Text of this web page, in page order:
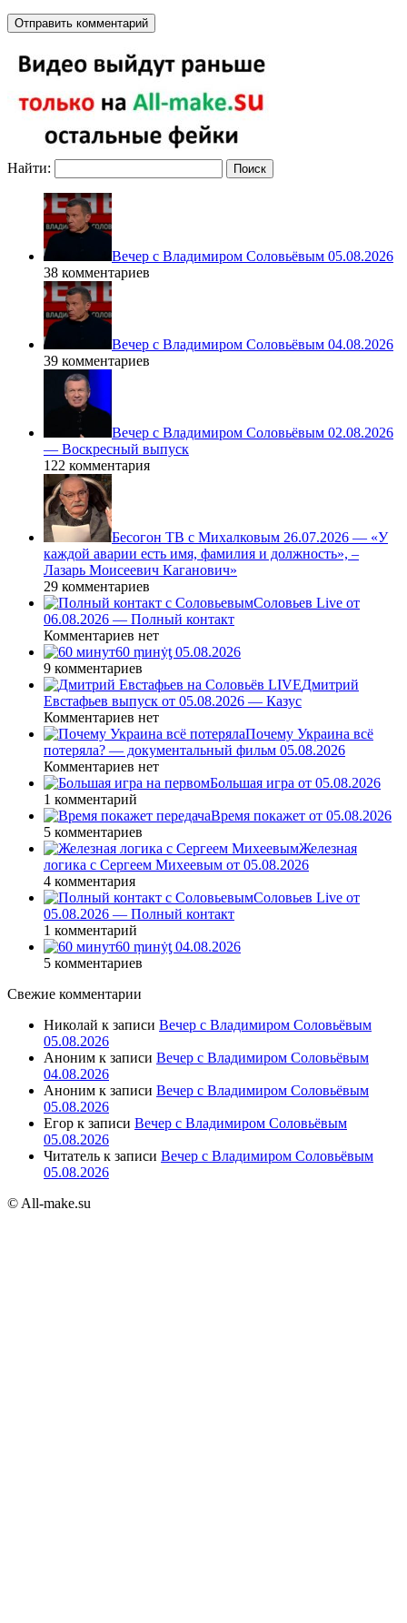
Найти:
Вечер с Владимиром Соловьёвым 05.08.2026
38 комментариев
Вечер с Владимиром Соловьёвым 04.08.2026
39 комментариев
Вечер с Владимиром Соловьёвым 02.08.2026
— Воскресный выпуск
122 комментария
Бесогон ТВ с Михалковым 26.07.2026 — «У
каждой аварии есть имя, фамилия и должность», –
Лазарь Моисеевич Каганович»
29 комментариев
Соловьев Live от
06.08.2026 — Полный контакт
Комментариев нет
60 ṃинẏƫ 05.08.2026
9 комментариев
Дмитрий
Евстафьев выпуск от 05.08.2026 — Казус
Комментариев нет
Почему Украина всё
потеряла? — документальный фильм 05.08.2026
Комментариев нет
Большая игра от 05.08.2026
1 комментарий
Время покажет от 05.08.2026
5 комментариев
Железная
логика с Сергеем Михеевым от 05.08.2026
4 комментария
Соловьев Live от
05.08.2026 — Полный контакт
1 комментарий
60 ṃинẏƫ 04.08.2026
5 комментариев
Свежие комментарии
Николай к записи Вечер с Владимиром Соловьёвым
05.08.2026
Аноним к записи Вечер с Владимиром Соловьёвым
04.08.2026
Аноним к записи Вечер с Владимиром Соловьёвым
05.08.2026
Егор к записи Вечер с Владимиром Соловьёвым
05.08.2026
Читатель к записи Вечер с Владимиром Соловьёвым
05.08.2026
© All-make.su